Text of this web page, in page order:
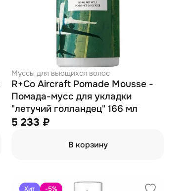
Муссы для вьющихся волос
R+Co Aircraft Pomade Mousse -
Помада-мусс для укладки
"летучий голландец" 166 мл
5 233 ₽
В корзину
Хит -5%